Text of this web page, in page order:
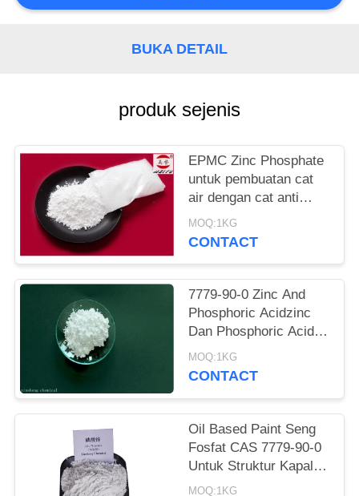
BUKA DETAIL
produk sejenis
EPMC Zinc Phosphate
untuk pembuatan cat
air dengan cat anti
karat logam berat
rendah
MOQ:1KG
CONTACT
7779-90-0 Zinc And
Phosphoric Acidzinc
Dan Phosphoric Acid
Anti Korosif Cat Untuk
Baja
MOQ:1KG
CONTACT
Oil Based Paint Seng
Fosfat CAS 7779-90-0
Untuk Struktur Kapal
Dan Baja Lindungi
MOQ:1KG